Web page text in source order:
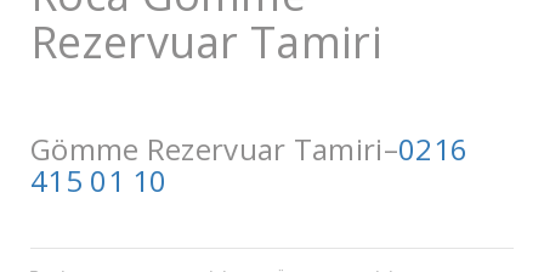
Rezervuar Tamiri
Gömme Rezervuar Tamiri–0216
415 01 10